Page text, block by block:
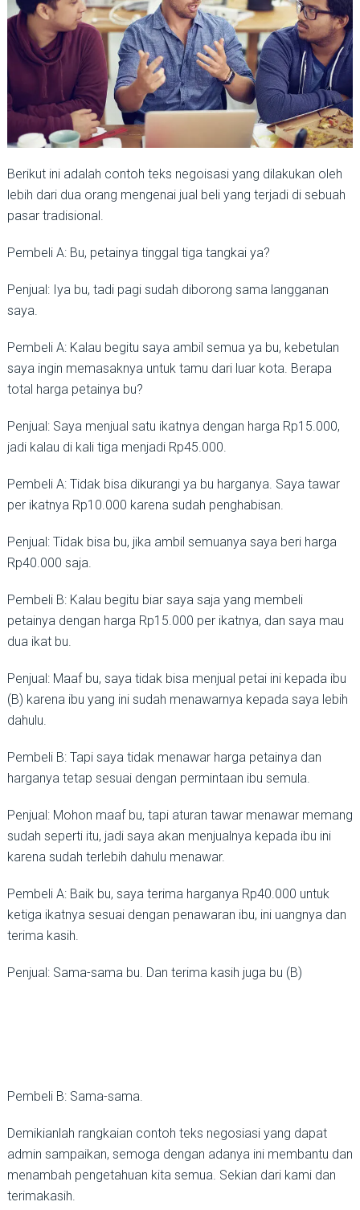
Berikut ini adalah contoh teks negoisasi yang dilakukan oleh
lebih dari dua orang mengenai jual beli yang terjadi di sebuah
pasar tradisional.
Pembeli A: Bu, petainya tinggal tiga tangkai ya?
Penjual: Iya bu, tadi pagi sudah diborong sama langganan
saya.
Pembeli A: Kalau begitu saya ambil semua ya bu, kebetulan
saya ingin memasaknya untuk tamu dari luar kota. Berapa
total harga petainya bu?
Penjual: Saya menjual satu ikatnya dengan harga Rp15.000,
jadi kalau di kali tiga menjadi Rp45.000.
Pembeli A: Tidak bisa dikurangi ya bu harganya. Saya tawar
per ikatnya Rp10.000 karena sudah penghabisan.
Penjual: Tidak bisa bu, jika ambil semuanya saya beri harga
Rp40.000 saja.
Pembeli B: Kalau begitu biar saya saja yang membeli
petainya dengan harga Rp15.000 per ikatnya, dan saya mau
dua ikat bu.
Penjual: Maaf bu, saya tidak bisa menjual petai ini kepada ibu
(B) karena ibu yang ini sudah menawarnya kepada saya lebih
dahulu.
Pembeli B: Tapi saya tidak menawar harga petainya dan
harganya tetap sesuai dengan permintaan ibu semula.
Penjual: Mohon maaf bu, tapi aturan tawar menawar memang
sudah seperti itu, jadi saya akan menjualnya kepada ibu ini
karena sudah terlebih dahulu menawar.
Pembeli A: Baik bu, saya terima harganya Rp40.000 untuk
ketiga ikatnya sesuai dengan penawaran ibu, ini uangnya dan
terima kasih.
Penjual: Sama-sama bu. Dan terima kasih juga bu (B)
Pembeli B: Sama-sama.
Demikianlah rangkaian contoh teks negosiasi yang dapat
admin sampaikan, semoga dengan adanya ini membantu dan
menambah pengetahuan kita semua. Sekian dari kami dan
terimakasih.